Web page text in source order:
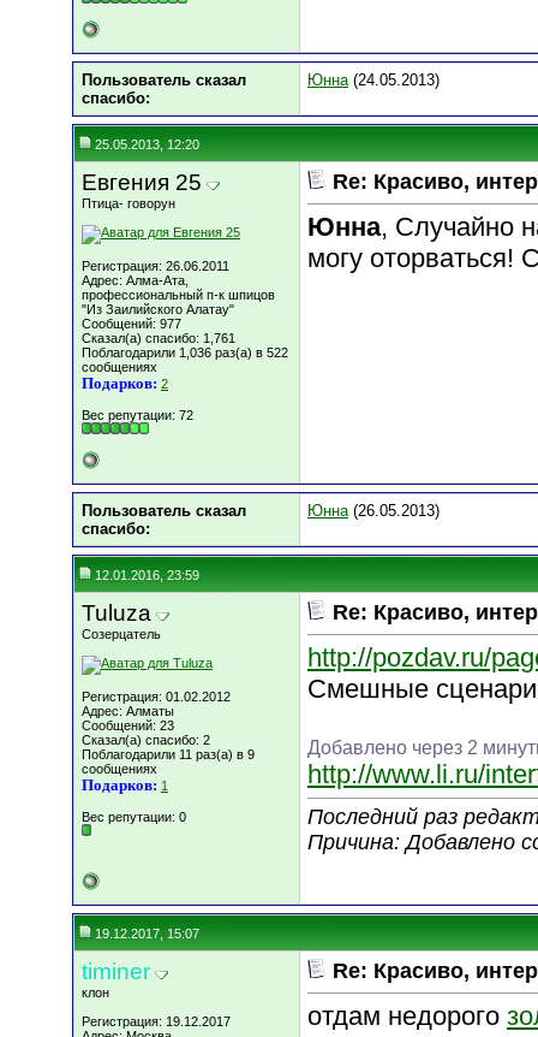
Пользователь сказал
cпасибо:
Юнна(24.05.2013)
25.05.2013, 12:20
Евгения 25
Птица- говорун
Регистрация: 26.06.2011
Адрес: Алма-Ата,
профессиональный п-к шпицов
"Из Заилийского Алатау"
Сообщений: 977
Сказал(а) спасибо: 1,761
Поблагодарили 1,036 раз(а) в 522
сообщениях
Подарков: 2
Вес репутации: 72
Re: Красиво,
Юнна, Случайно
могу оторваться!
Пользователь сказал
cпасибо:
Юнна(26.05.2013)
12.01.2016, 23:59
Tuluza
Созерцатель
Регистрация: 01.02.2012
Адрес: Алматы
Сообщений: 23
Сказал(а) спасибо: 2
Поблагодарили 11 раз(а) в 9
сообщениях
Подарков: 1
Вес репутации: 0
Re: Красиво,
http://pozdav.ru/
Смешные
Добавлено через 2
http://www.li.ru/
Последний раз
Причина: Добавлено
19.12.2017, 15:07
timiner
клон
Регистрация: 19.12.2017
Re: Красиво,
отдам недорого